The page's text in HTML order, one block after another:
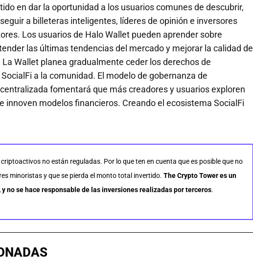
en dar la oportunidad a los usuarios comunes de descubrir,
a billeteras inteligentes, líderes de opinión e inversores
Los usuarios de Halo Wallet pueden aprender sobre
las últimas tendencias del mercado y mejorar la calidad de
Wallet planea gradualmente ceder los derechos de
a la comunidad. El modelo de gobernanza de
fomentará que más creadores y usuarios exploren
innoven modelos financieros. Creando el ecosistema SocialFi
no están reguladas. Por lo que ten en cuenta que es posible que no
minoristas y que se pierda el monto total invertido. The Crypto Tower es un
no se hace responsable de las inversiones realizadas por terceros.